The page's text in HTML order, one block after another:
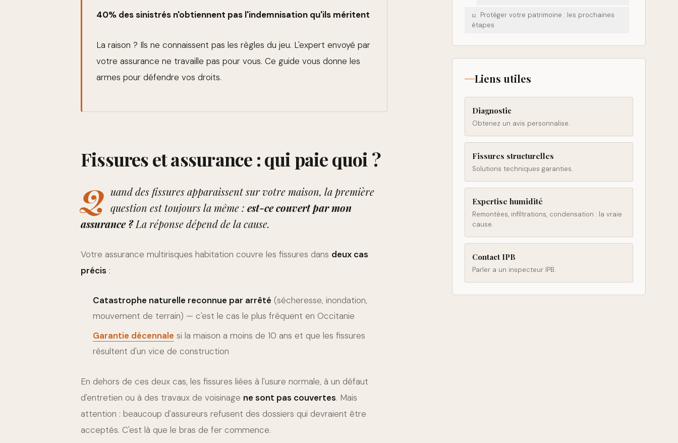
40% des sinistrés n'obtiennent pas l'indemnisation qu'ils méritent
La raison ? Ils ne connaissent pas les règles du jeu. L'expert envoyé par
votre assurance ne travaille pas pour vous. Ce guide vous donne les
armes pour défendre vos droits.
Fissures et assurance : qui paie quoi ?
Q uand des fissures apparaissent sur votre maison, la première
question est toujours la même : est-ce couvert par mon
assurance ?La réponse dépend de la cause.
Votre assurance multirisques habitation couvre les fissures dans deux cas
précis :
Catastrophe naturelle reconnue par arrêté (sécheresse, inondation,
mouvement de terrain) — c'est le cas le plus fréquent en Occitanie
Garantie décennale si la maison a moins de 10 ans et que les fissures
résultent d'un vice de construction
En dehors de ces deux cas, les fissures liées à l'usure normale, à un défaut
d'entretien ou à des travaux de voisinage ne sont pas couvertes. Mais
attention : beaucoup d'assureurs refusent des dossiers qui devraient être
acceptés. C'est là que le bras de fer commence.
12 Protéger votre patrimoine : les prochaines
étapes
Liens utiles
Diagnostic
Obtenez un avis personnalise.
Fissures structurelles
Solutions techniques garanties.
Expertise humidité
Remontées, infiltrations, condensation : la vraie
cause.
Contact IPB
Parler a un inspecteur IPB.